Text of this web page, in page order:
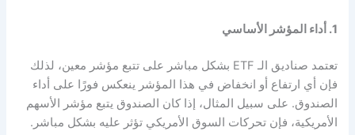
1. أداء المؤشر الأساسي
تعتمد صناديق الـ ETF بشكل مباشر على تتبع مؤشر معين، لذلك
فإن أي ارتفاع أو انخفاض في هذا المؤشر ينعكس فورًا على أداء
الصندوق. على سبيل المثال، إذا كان الصندوق يتبع مؤشر الأسهم
الأمريكية، فإن تحركات السوق الأمريكي تؤثر عليه بشكل مباشر.